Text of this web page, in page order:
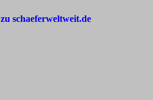
zu schaeferweltweit.de